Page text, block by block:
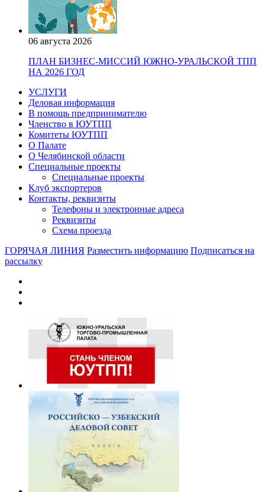
06 августа 2026
ПЛАН БИЗНЕС-МИССИЙ ЮЖНО-УРАЛЬСКОЙ ТПП
НА 2026 ГОД
УСЛУГИ
Деловая информация
В помощь предпринимателю
Членство в ЮУТПП
Комитеты ЮУТПП
О Палате
О Челябинской области
Специальные проекты
Специальные проекты
Клуб экспортеров
Контакты, реквизиты
Телефоны и электронные адреса
Реквизиты
Схема проезда
ГОРЯЧАЯ ЛИНИЯ Разместить информацию Подписаться на
рассылку